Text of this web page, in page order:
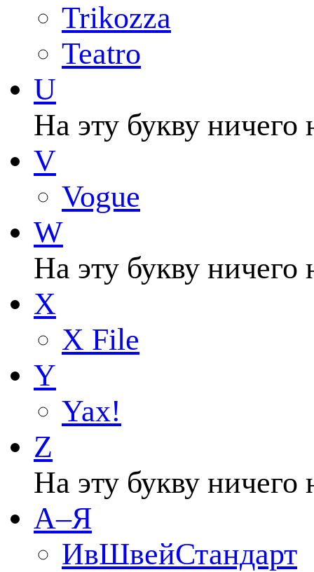
Trikozza
Teatro
U
На эту букву ничего
V
Vogue
W
На эту букву ничего
X
X File
Y
Yax!
Z
На эту букву ничего
А–Я
ИвШвейСтандарт